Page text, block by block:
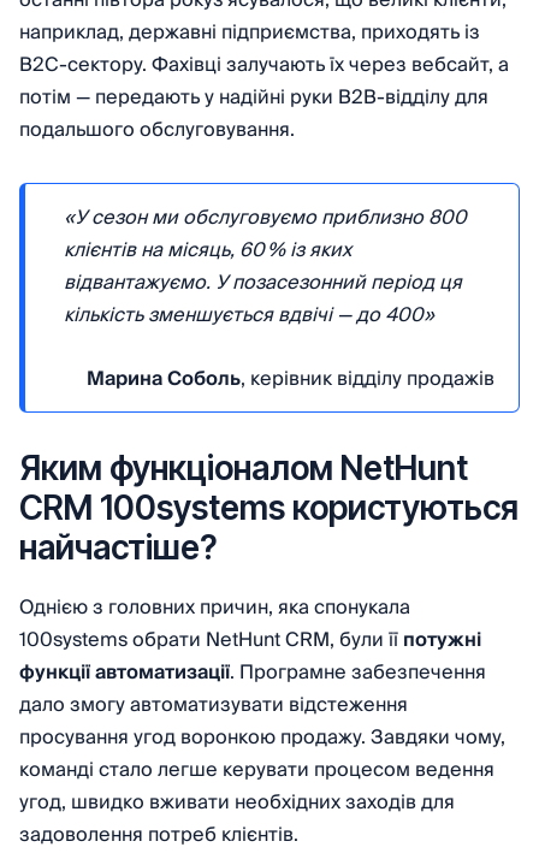
наприклад, державні підприємства, приходять із
B2C-сектору. Фахівці залучають їх через вебсайт, а
потім — передають у надійні руки B2B-відділу для
подальшого обслуговування.
«У сезон ми обслуговуємо приблизно 800
клієнтів на місяць, 60 % із яких
відвантажуємо. У позасезонний період ця
кількість зменшується вдвічі — до 400»
Марина Соболь, керівник відділу продажів
Яким функціоналом NetHunt
CRM 100systems користуються
найчастіше?
Однією з головних причин, яка спонукала
100systems обрати NetHunt CRM, були їїпотужні
функції автоматизації. Програмне забезпечення
дало змогу автоматизувати відстеження
просування угод воронкою продажу. Завдяки чому,
команді стало легше керувати процесом ведення
угод, швидко вживати необхідних заходів для
задоволення потреб клієнтів.